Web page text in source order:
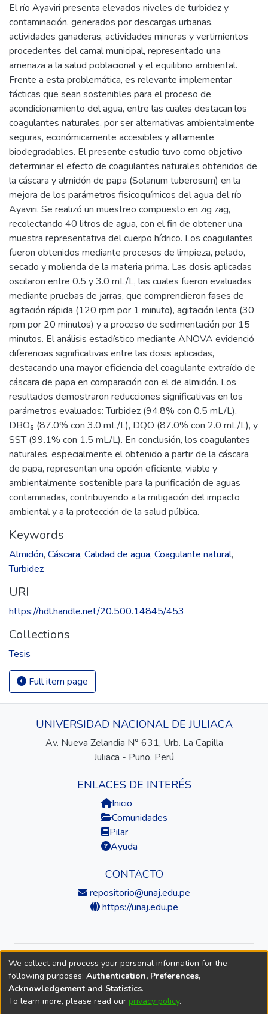
El río Ayaviri presenta elevados niveles de turbidez y
contaminación, generados por descargas urbanas,
actividades ganaderas, actividades mineras y vertimientos
procedentes del camal municipal, representado una
amenaza a la salud poblacional y el equilibrio ambiental.
Frente a esta problemática, es relevante implementar
tácticas que sean sostenibles para el proceso de
acondicionamiento del agua, entre las cuales destacan los
coagulantes naturales, por ser alternativas ambientalmente
seguras, económicamente accesibles y altamente
biodegradables. El presente estudio tuvo como objetivo
determinar el efecto de coagulantes naturales obtenidos de
la cáscara y almidón de papa (Solanum tuberosum) en la
mejora de los parámetros fisicoquímicos del agua del río
Ayaviri. Se realizó un muestreo compuesto en zig zag,
recolectando 40 litros de agua, con el fin de obtener una
muestra representativa del cuerpo hídrico. Los coagulantes
fueron obtenidos mediante procesos de limpieza, pelado,
secado y molienda de la materia prima. Las dosis aplicadas
oscilaron entre 0.5 y 3.0 mL/L, las cuales fueron evaluadas
mediante pruebas de jarras, que comprendieron fases de
agitación rápida (120 rpm por 1 minuto), agitación lenta (30
rpm por 20 minutos) y a proceso de sedimentación por 15
minutos. El análisis estadístico mediante ANOVA evidenció
diferencias significativas entre las dosis aplicadas,
destacando una mayor eficiencia del coagulante extraído de
cáscara de papa en comparación con el de almidón. Los
resultados demostraron reducciones significativas en los
parámetros evaluados: Turbidez (94.8% con 0.5 mL/L),
DBO₅ (87.0% con 3.0 mL/L), DQO (87.0% con 2.0 mL/L), y
SST (99.1% con 1.5 mL/L). En conclusión, los coagulantes
naturales, especialmente el obtenido a partir de la cáscara
de papa, representan una opción eficiente, viable y
ambientalmente sostenible para la purificación de aguas
contaminadas, contribuyendo a la mitigación del impacto
ambiental y a la protección de la salud pública.
Keywords
Almidón, Cáscara, Calidad de agua, Coagulante natural,
Turbidez
URI
https://hdl.handle.net/20.500.14845/453
Collections
Tesis
Full item page
UNIVERSIDAD NACIONAL DE JULIACA
Av. Nueva Zelandia N° 631, Urb. La Capilla
Juliaca - Puno, Perú
ENLACES DE INTERÉS
Inicio
Comunidades
Pilar
Ayuda
CONTACTO
repositorio@unaj.edu.pe
https://unaj.edu.pe
© 2026 Universidad Nacional de Juliaca — Repositorio
Institucional
DSpace softwarecopyright © 2002-2026
We collect and process your personal information for the
following purposes: Authentication, Preferences,
Acknowledgement and Statistics.
To learn more, please read our privacy policy.